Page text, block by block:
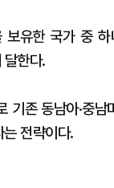
유한 국가 중
한다.
기존 동남아·중
전략이다.